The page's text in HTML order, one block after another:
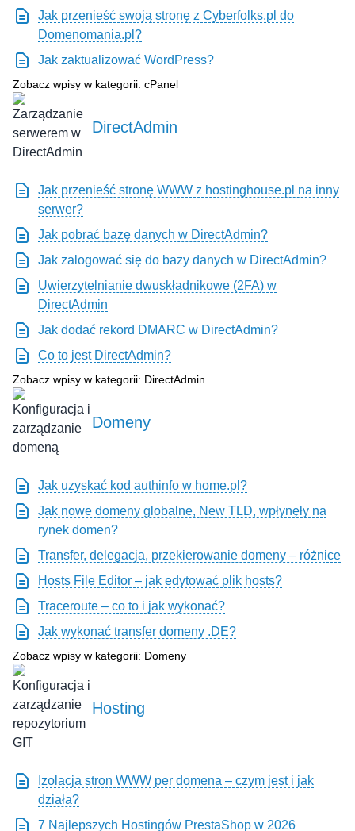
Jak przenieść swoją stronę z Cyberfolks.pl do
Domenomania.pl?
Jak zaktualizować WordPress?
Zobacz wpisy w kategorii: cPanel
DirectAdmin
Jak przenieść stronę WWW z hostinghouse.pl na inny
serwer?
Jak pobrać bazę danych w DirectAdmin?
Jak zalogować się do bazy danych w DirectAdmin?
Uwierzytelnianie dwuskładnikowe (2FA) w
DirectAdmin
Jak dodać rekord DMARC w DirectAdmin?
Co to jest DirectAdmin?
Zobacz wpisy w kategorii: DirectAdmin
Domeny
Jak uzyskać kod authinfo w home.pl?
Jak nowe domeny globalne, New TLD, wpłynęły na
rynek domen?
Transfer, delegacja, przekierowanie domeny – różnice
Hosts File Editor – jak edytować plik hosts?
Traceroute – co to i jak wykonać?
Jak wykonać transfer domeny .DE?
Zobacz wpisy w kategorii: Domeny
Hosting
Izolacja stron WWW per domena – czym jest i jak
działa?
7 Najlepszych Hostingów PrestaShop w 2026